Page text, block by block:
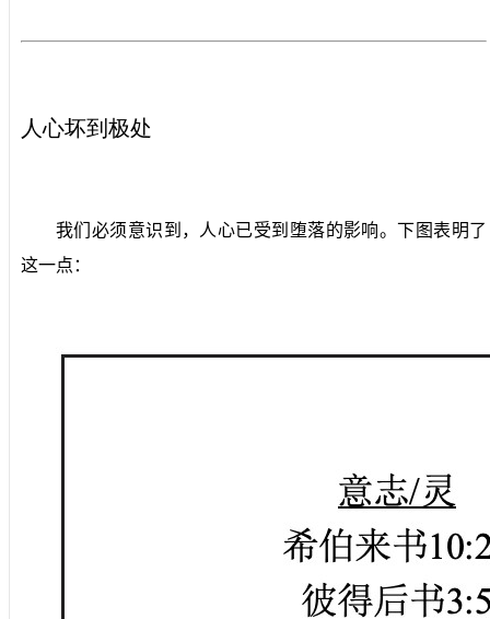
人心坏到极处
我们必须意识到，人心已受到堕落的影响。下图表明了
这一点：